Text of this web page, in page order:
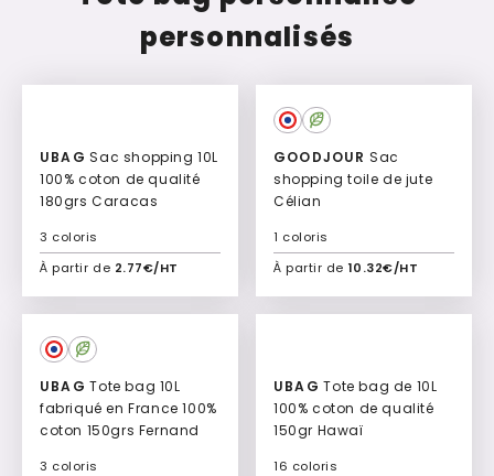
personnalisés
UBAG Sac shopping 10L
100% coton de qualité
180grs Caracas
À partir de 2.77€/HT
3 coloris
Ajouter à mon devis
GOODJOUR Sac
shopping toile de jute
Célian
À partir de 10.32€/HT
1 coloris
Ajouter à mon devis
UBAG Tote bag 10L
fabriqué en France 100%
coton 150grs Fernand
3 coloris
UBAG Tote bag de 10L
100% coton de qualité
150gr Hawaï
16 coloris